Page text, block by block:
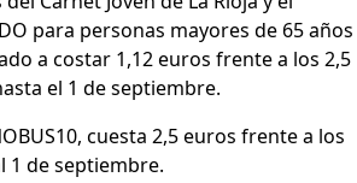
para personas mayores de 65 años
a costar 1,12 euros frente a los 2,5
el 1 de septiembre.
cuesta 2,5 euros frente a los
1 de septiembre.